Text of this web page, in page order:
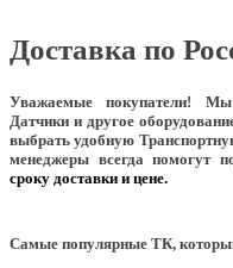
Доставка по
Уважаемые покупатели! Мы
Датчики и другое
выбрать удобную
менеджеры всегда помогут
сроку доставки и цене.
Самые популярные ТК,